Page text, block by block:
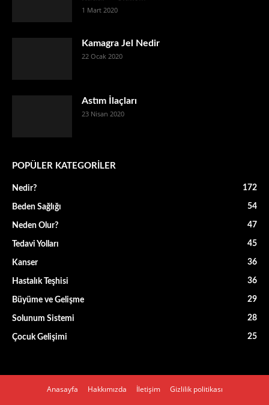
1 Mart 2020
Kamagra Jel Nedir
22 Ocak 2020
Astım İlaçları
23 Nisan 2020
POPÜLER KATEGORİLER
Nedir? 172
Beden Sağlığı 54
Neden Olur? 47
Tedavi Yolları 45
Kanser 36
Hastalık Teşhisi 36
Büyüme ve Gelişme 29
Solunum Sistemi 28
Çocuk Gelişimi 25
Anasayfa Hakkımızda İletişim Gizlilik politikası